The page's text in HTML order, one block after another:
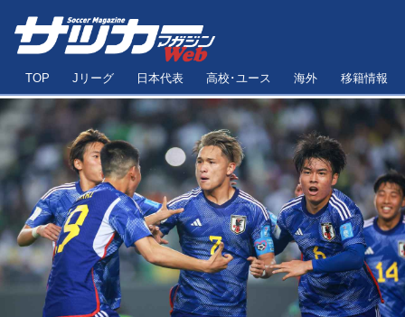
TOP Jリーグ 日本代表 高校･ユース 海外 移籍情報